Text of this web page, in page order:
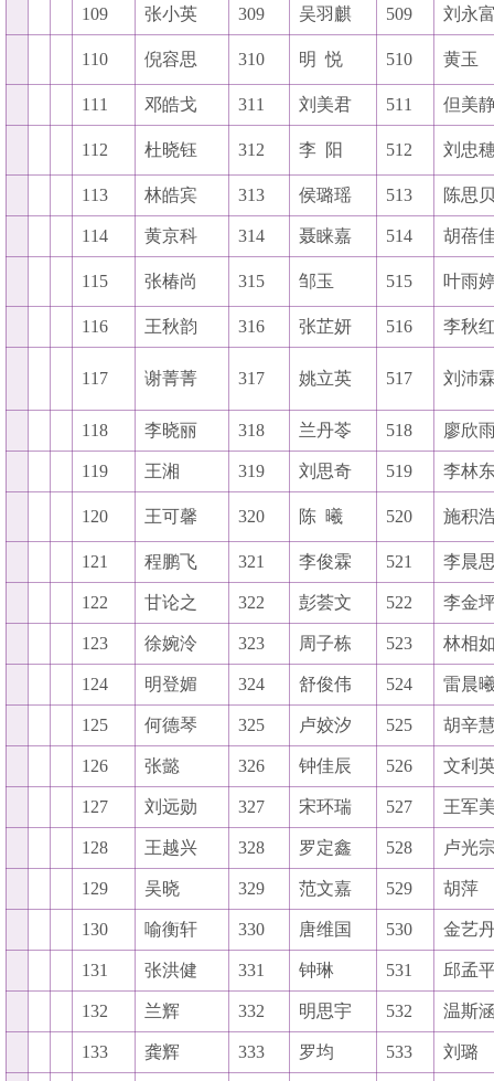
109 张小英 309 吴羽麒 509 刘永
110 倪容思 310 明 悦 510 黄玉
111 邓皓戈 311 刘美君 511 但美
112 杜晓钰 312 李 阳 512 刘忠
113 林皓宾 313 侯璐瑶 513 陈思
114 黄京科 314 聂睐嘉 514 胡蓓
115 张椿尚 315 邹玉 515 叶雨
116 王秋韵 316 张芷妍 516 李秋
117 谢菁菁 317 姚立英 517 刘沛
118 李晓丽 318 兰丹苓 518 廖欣
119 王湘 319 刘思奇 519 李林
120 王可馨 320 陈 曦 520 施积
121 程鹏飞 321 李俊霖 521 李晨
122 甘论之 322 彭荟文 522 李金
123 徐婉泠 323 周子栋 523 林相
124 明登媚 324 舒俊伟 524 雷晨
125 何德琴 325 卢姣汐 525 胡辛
126 张懿 326 钟佳辰 526 文利
127 刘远勋 327 宋环瑞 527 王军
128 王越兴 328 罗定鑫 528 卢光
129 吴晓 329 范文嘉 529 胡萍
130 喻衡轩 330 唐维国 530 金艺
131 张洪健 331 钟琳 531 邱孟
132 兰辉 332 明思宇 532 温斯
133 龚辉 333 罗均 533 刘璐